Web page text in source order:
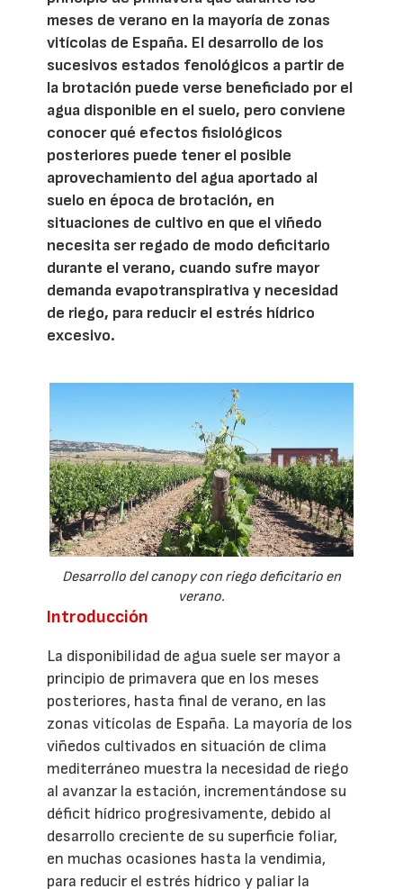
meses de verano en la mayoría de zonas
vitícolas de España. El desarrollo de los
sucesivos estados fenológicos a partir de
la brotación puede verse beneficiado por el
agua disponible en el suelo, pero conviene
conocer qué efectos fisiológicos
posteriores puede tener el posible
aprovechamiento del agua aportado al
suelo en época de brotación, en
situaciones de cultivo en que el viñedo
necesita ser regado de modo deficitario
durante el verano, cuando sufre mayor
demanda evapotranspirativa y necesidad
de riego, para reducir el estrés hídrico
excesivo.
Desarrollo del canopy con riego deficitario en
verano.
Introducción
La disponibilidad de agua suele ser mayor a
principio de primavera que en los meses
posteriores, hasta final de verano, en las
zonas vitícolas de España. La mayoría de los
viñedos cultivados en situación de clima
mediterráneo muestra la necesidad de riego
al avanzar la estación, incrementándose su
déficit hídrico progresivamente, debido al
desarrollo creciente de su superficie foliar,
en muchas ocasiones hasta la vendimia,
para reducir el estrés hídrico y paliar la